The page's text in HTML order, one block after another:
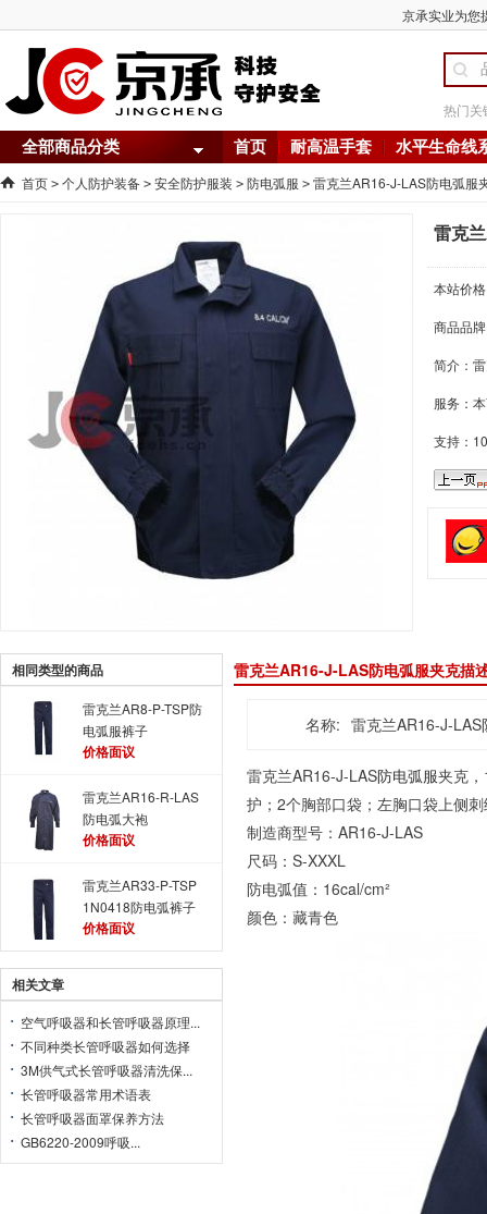
京承实业为您
热门关
全部商品分类 首页 耐高温手套 水平生命线
首页 > 个人防护装备 > 安全防护服装 > 防电弧服 > 雷克兰AR16-J-LAS防电弧服
雷克
本站价
商品品
简介：
服务：
支持：
相同类型的商品
雷克兰AR8-P-TSP防
电弧服裤子
价格面议
雷克兰AR16-R-LAS
防电弧大袍
价格面议
雷克兰AR33-P-TSP
1N0418防电弧裤子
价格面议
相关文章
空气呼吸器和长管呼吸器原理...
不同种类长管呼吸器如何选择
3M供气式长管呼吸器清洗保...
长管呼吸器常用术语表
长管呼吸器面罩保养方法
GB6220-2009呼吸...
雷克兰AR16-J-LAS防电弧服夹克描
名称: 雷克兰AR16-J-
雷克兰AR16-J-LAS防电弧服夹克
护；2个胸部口袋；左胸口袋上侧
制造商型号：AR16-J-LAS
尺码：S-XXXL
防电弧值：16cal/cm²
颜色：藏青色